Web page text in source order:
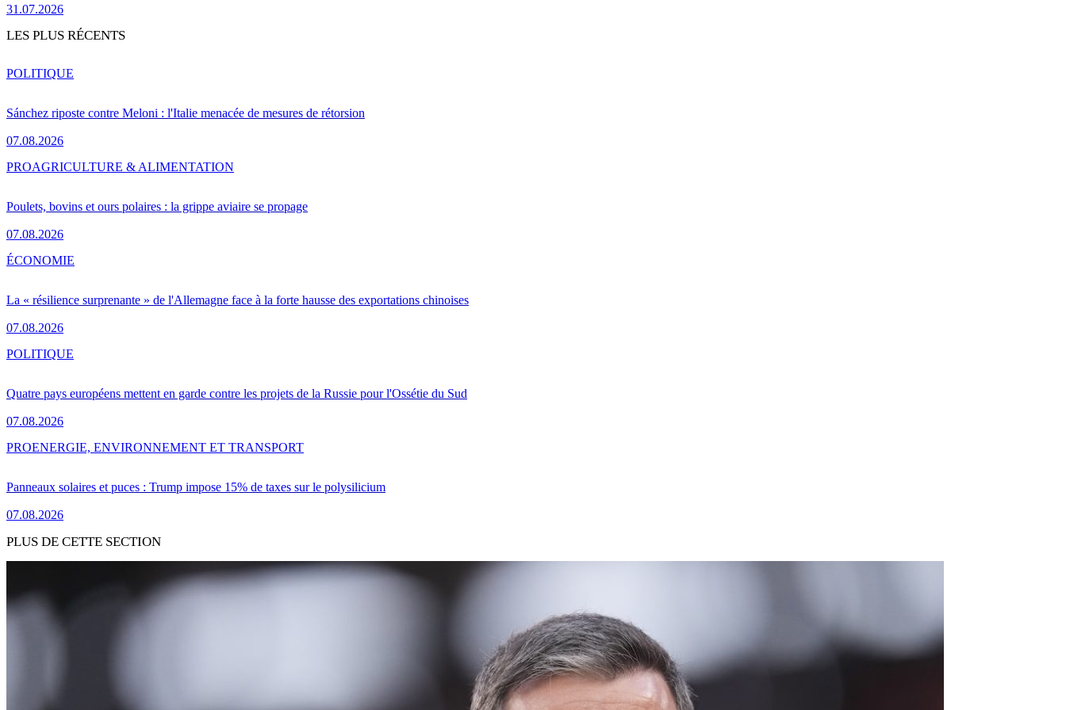
31.07.2026
LES PLUS RÉCENTS
Sánchez riposte contre Meloni : l'Italie menacée de mesures de rétorsion
07.08.2026
POLITIQUE
Poulets, bovins et ours polaires : la grippe aviaire se propage
07.08.2026
PROAGRICULTURE & ALIMENTATION
La « résilience surprenante » de l'Allemagne face à la forte hausse des exportations chinoises
07.08.2026
ÉCONOMIE
Quatre pays européens mettent en garde contre les projets de la Russie pour l'Ossétie du Sud
07.08.2026
POLITIQUE
Panneaux solaires et puces : Trump impose 15% de taxes sur le polysilicium
07.08.2026
PROENERGIE, ENVIRONNEMENT ET TRANSPORT
PLUS DE CETTE SECTION